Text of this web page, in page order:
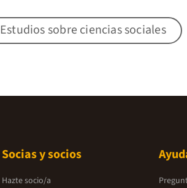
Estudios sobre ciencias sociales
Socias y socios
Hazte socio/a